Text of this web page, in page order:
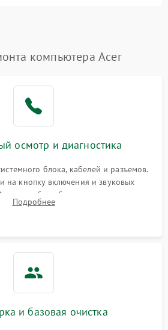
компьютера Acer
осмотр и диагностика
блока, кабелей и разъемов.
на кнопку включения и звуковых
работы блока питания для
неисправностей без полного разбора.
Подробнее
и базовая очистка